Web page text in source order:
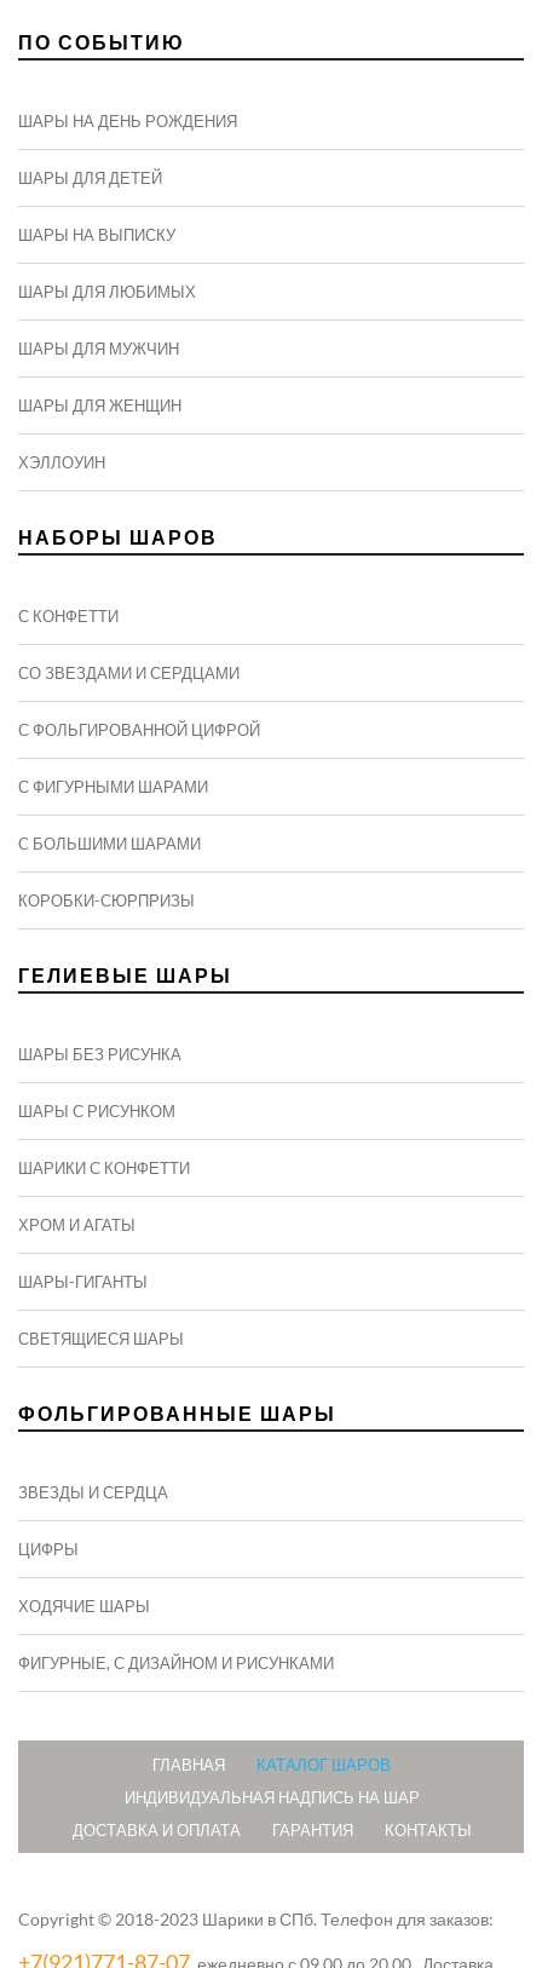
ПО СОБЫТИЮ
ШАРЫ НА ДЕНЬ РОЖДЕНИЯ
ШАРЫ ДЛЯ ДЕТЕЙ
ШАРЫ НА ВЫПИСКУ
ШАРЫ ДЛЯ ЛЮБИМЫХ
ШАРЫ ДЛЯ МУЖЧИН
ШАРЫ ДЛЯ ЖЕНЩИН
ХЭЛЛОУИН
НАБОРЫ ШАРОВ
С КОНФЕТТИ
СО ЗВЕЗДАМИ И СЕРДЦАМИ
С ФОЛЬГИРОВАННОЙ ЦИФРОЙ
С ФИГУРНЫМИ ШАРАМИ
C БОЛЬШИМИ ШАРАМИ
КОРОБКИ-СЮРПРИЗЫ
ГЕЛИЕВЫЕ ШАРЫ
ШАРЫ БЕЗ РИСУНКА
ШАРЫ С РИСУНКОМ
ШАРИКИ С КОНФЕТТИ
ХРОМ И АГАТЫ
ШАРЫ-ГИГАНТЫ
СВЕТЯЩИЕСЯ ШАРЫ
ФОЛЬГИРОВАННЫЕ ШАРЫ
ЗВЕЗДЫ И СЕРДЦА
ЦИФРЫ
ХОДЯЧИЕ ШАРЫ
ФИГУРНЫЕ, С ДИЗАЙНОМ И РИСУНКАМИ
ГЛАВНАЯ
КАТАЛОГ ШАРОВ
ИНДИВИДУАЛЬНАЯ НАДПИСЬ НА ШАР
ДОСТАВКА И ОПЛАТА
ГАРАНТИЯ КОНТАКТЫ
Copyright © 2018-2023 Шарики в СПб.Телефон для заказов:
+7(921)771-87-07